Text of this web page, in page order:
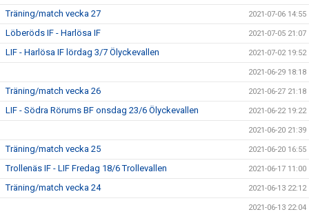
Träning/match vecka 27 2021-07-06 14:55
Löberöds IF - Harlösa IF 2021-07-05 21:07
LIF - Harlösa IF lördag 3/7 Ölyckevallen 2021-07-02 19:52
2021-06-29 18:18
Träning/match vecka 26 2021-06-27 21:18
LIF - Södra Rörums BF onsdag 23/6 Ölyckevallen 2021-06-22 19:22
2021-06-20 21:39
Träning/match vecka 25 2021-06-20 16:55
Trollenäs IF - LIF Fredag 18/6 Trollevallen 2021-06-17 11:00
Träning/match vecka 24 2021-06-13 22:12
2021-06-13 22:04